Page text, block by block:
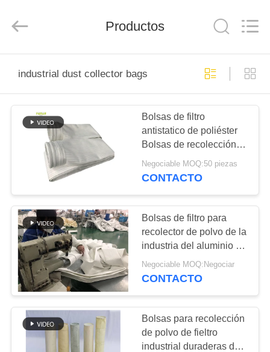
PRODUCTOS
SOBRE
NOSOTROS
VIAJE
DE
LA
FÁBRICA
CONTROL
DE
CALIDAD
Filter
Environmental
Productos
industrial dust collector bags
Bolsas de filtro
antistatico de poliéster
Bolsas de recolección
de polvo industriales
adecuadas para
carbón y acero
Negociable MOQ:50 piezas
CONTACTO
Bolsas de filtro para
recolector de polvo de la
industria del aluminio /
Bolsas de filtro de
poliéster OEM
Negociable MOQ:Negociar
CONTACTO
Bolsas para recolección
de polvo de fieltro
industrial duraderas de